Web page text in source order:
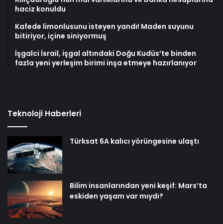
haciz konuldu
Kafede limonlusunu isteyen yandı! Maden suyunu
bitiriyor, içine siniyormuş
İşgalci İsrail, işgal altındaki Doğu Kudüs’te binden
fazla yeni yerleşim birimi inşa etmeye hazırlanıyor
Teknoloji Haberleri
Türksat 6A kalıcı yörüngesine ulaştı
Bilim insanlarından yeni keşif: Mars’ta
eskiden yaşam var mıydı?